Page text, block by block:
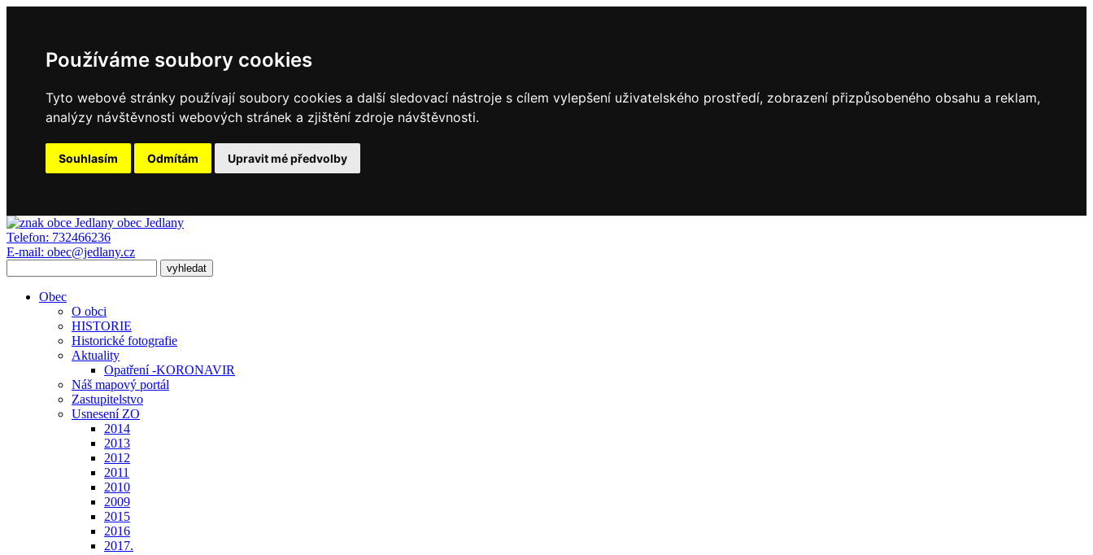
Používáme soubory cookies
Tyto webové stránky používají soubory cookies a další sledovací nástroje s cílem vylepšení uživatelského prostředí, zobrazení přizpůsobeného obsahu a reklam,
analýzy návštěvnosti webových stránek a zjištění zdroje návštěvnosti.
Souhlasím Odmítám Upravit mé předvolby
obec Jedlany
Telefon: 732466236
E-mail: obec@jedlany.cz
Obec
O obci
HISTORIE
Historické fotografie
Aktuality
Opatření -KORONAVIR
Náš mapový portál
Zastupitelstvo
Usnesení ZO
2014
2013
2012
2011
2010
2009
2015
2016
2017.